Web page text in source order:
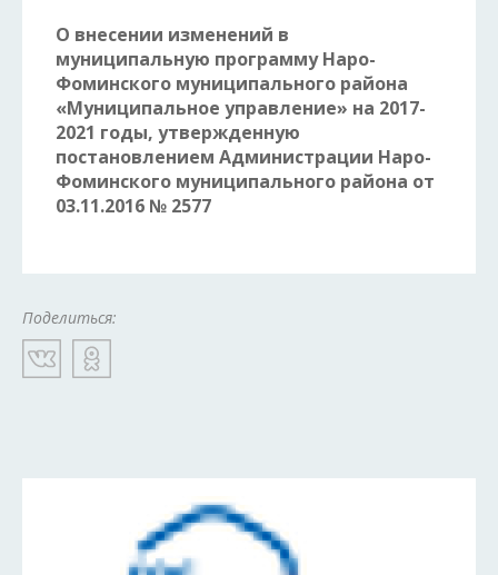
О внесении изменений в
муниципальную программу Наро-
Фоминского муниципального района
«Муниципальное управление» на 2017-
2021 годы, утвержденную
постановлением Администрации Наро-
Фоминского муниципального района от
03.11.2016 № 2577
Поделиться: